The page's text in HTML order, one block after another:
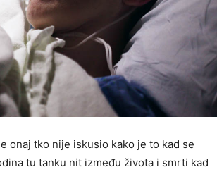
onaj tko nije iskusio kako je to kad se
tu tanku nit između života i smrti kad